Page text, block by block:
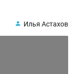
Илья Астахов